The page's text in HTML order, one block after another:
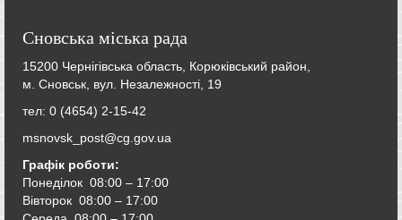
Сновська міська рада
15200 Чернігівська область, Корюківський район,
м. Сновськ, вул. Незалежності, 19
тел: 0 (4654) 2-15-42
msnovsk_post@cg.gov.ua
Графік роботи:
Понеділок 08:00 – 17:00
Вівторок 08:00 – 17:00